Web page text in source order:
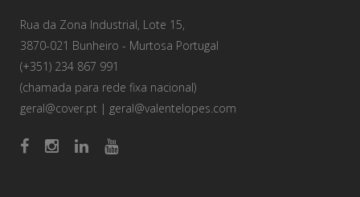
Rua da Zona Industrial, Lote 15,
3870-021 Bunheiro - Murtosa Portugal
(+351) 234 867 991
(chamada para rede fixa nacional)
geral@cover.pt | geral@valentelopes.com